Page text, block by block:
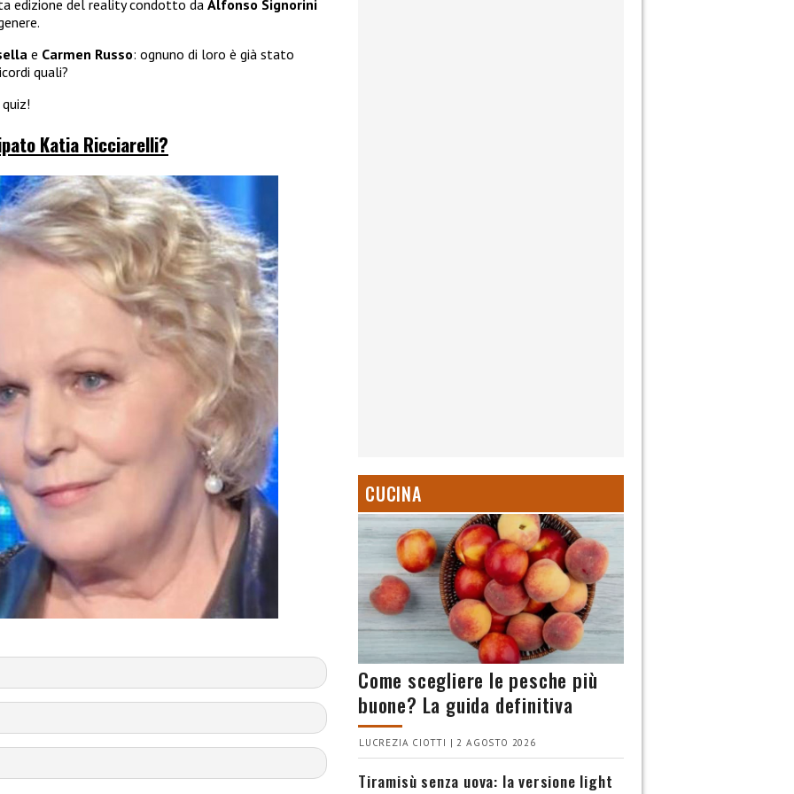
edizione del reality condotto da Alfonso Signorini
e Carmen Russo: ognuno di loro è già stato
quali?
Katia Ricciarelli?
CUCINA
Come scegliere le pesche più
buone? La guida definitiva
LUCREZIA CIOTTI | 2 AGOSTO 2026
Tiramisù senza uova: la versione light